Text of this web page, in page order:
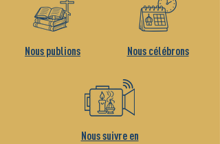
Nous publions Nous célébrons
Nous suivre en